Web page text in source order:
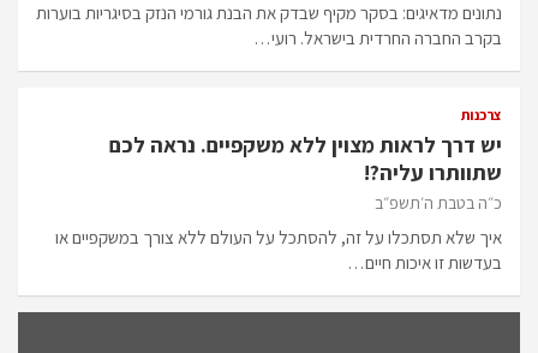
נתונים מדאיגים: בסקר מקיף שבדק את הבנת גורמי הנזק בסיגריות בוערות
בקרב החברה החרדית בישראל. רועי…
צרכנות
יש דרך לראות מצוין ללא משקפיים. נראה לכם
שתוותרו עליה?!
כ״ה בטבת ה׳תשפ״ב
איך שלא תסתכלו על זה, להסתכל על העולם ללא צורך במשקפיים או
בעדשות זו איכות חיים…